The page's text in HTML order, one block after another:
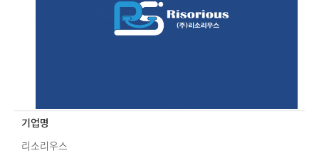
기업명
리소리우스